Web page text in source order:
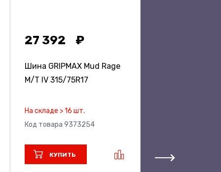
27 392
Шина GRIPMAX Mud Rage
M/T IV 315/75R17
На складе > 16 шт.
Код товара 9373254
КУПИТЬ